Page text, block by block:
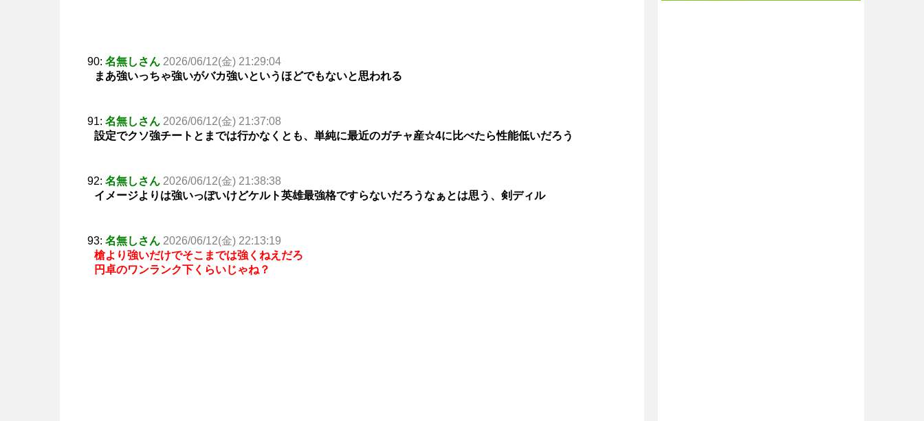
90: 名無しさん 2026/06/12(金) 21:29:04
まあ強いっちゃ強いがバカ強いというほどでもないと思われる
91: 名無しさん 2026/06/12(金) 21:37:08
設定でクソ強チートとまでは行かなくとも、単純に最近のガチャ産☆4に比べたら性能低いだろう
92: 名無しさん 2026/06/12(金) 21:38:38
イメージよりは強いっぽいけどケルト英雄最強格ですらないだろうなぁとは思う、剣ディル
93: 名無しさん 2026/06/12(金) 22:13:19
槍より強いだけでそこまでは強くねえだろ
円卓のワンランク下くらいじゃね？